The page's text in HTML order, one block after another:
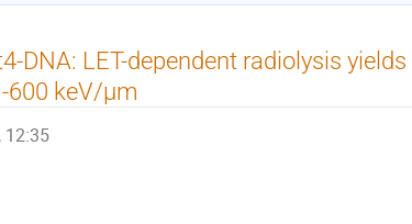
DNA: LET-dependent radiolysis
600 keV/μm
12:35